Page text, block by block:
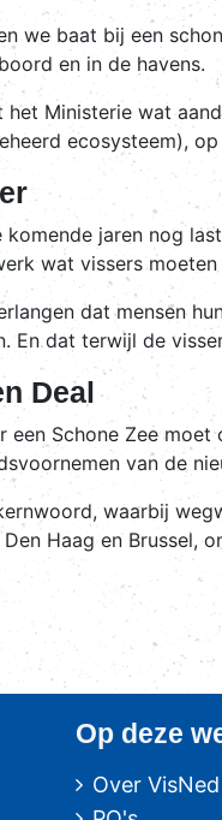
we baat bij een
en in de havens.
Ministerie wat
ecosysteem),
jaren nog
wat vissers
dat mensen
En dat terwijl de
Deal
een Schone Zee
van de
waarbij
Haag en
Op deze
Over VisNed